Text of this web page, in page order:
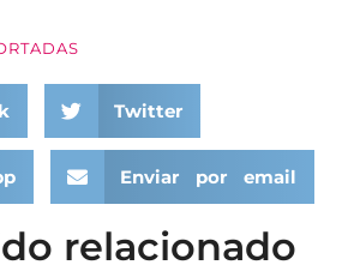
Twitter
Enviar por email
relacionado